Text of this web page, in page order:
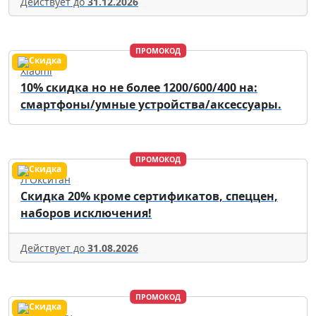
ПРОМОКОД
Xiaomi
10% скидка но не более 1200/600/400 на:
смартфоны/умные устройства/аксессуары.
ПРОМОКОД
Л'Окситан
Скидка 20% кроме сертификатов, спеццен,
наборов исключения!
Действует до 31.08.2026
ПРОМОКОД